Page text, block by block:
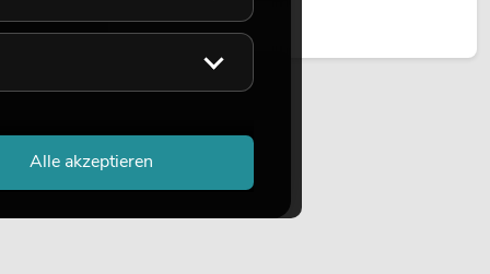
Jetzt lesen
Alle akzeptieren